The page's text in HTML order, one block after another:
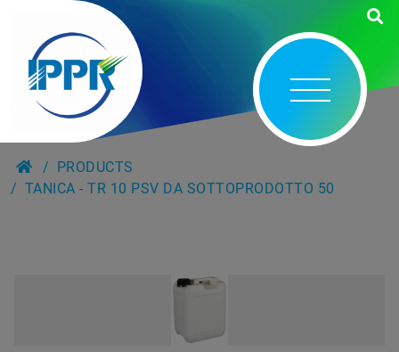
PRODUCTS
TANICA - TR 10 PSV DA SOTTOPRODOTTO 50